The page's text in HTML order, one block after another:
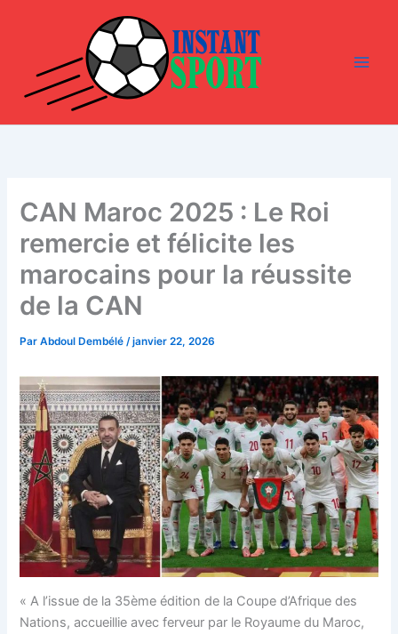
CAN Maroc 2025 : Le Roi
remercie et félicite les
marocains pour la réussite
de la CAN
ParAbdoul Dembélé/janvier 22, 2026
« A l’issue de la 35ème édition de la Coupe d’Afrique des
Nations, accueillie avec ferveur par le Royaume du Maroc,